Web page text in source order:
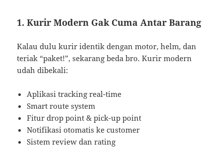
1. Kurir Modern Gak Cuma Antar Barang
Kalau dulu kurir identik dengan motor, helm, dan
teriak “paket!”, sekarang beda bro. Kurir modern
udah dibekali:
Aplikasi tracking real-time
Smart route system
Fitur drop point & pick-up point
Notifikasi otomatis ke customer
Sistem review dan rating